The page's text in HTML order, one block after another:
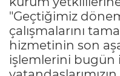
"Geçtiğimiz
çalışmalarını
hizmetinin son
işlemlerini bugün